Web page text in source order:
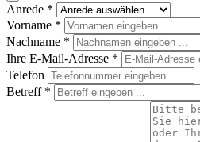
Anrede *
Vorname *
Nachname *
Ihre E-Mail-Adresse *
Telefon
Betreff *